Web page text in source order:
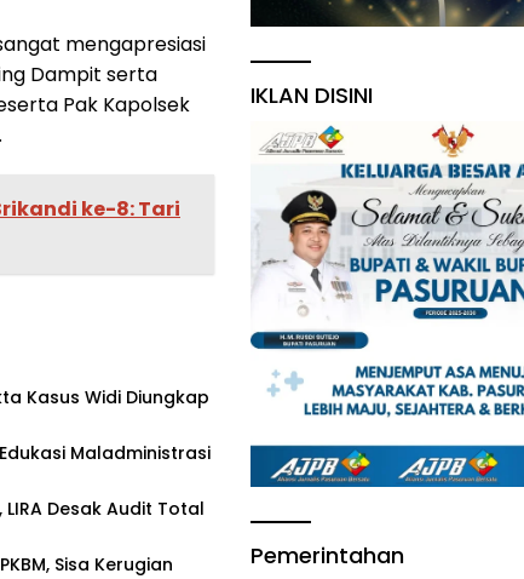
mengapresiasi
Dampit serta
Pak Kapolsek
ke-8: Tari
Kasus Widi Diungkap
Maladministrasi
Desak Audit Total
Sisa Kerugian
IKLAN DISINI
Pemerintahan